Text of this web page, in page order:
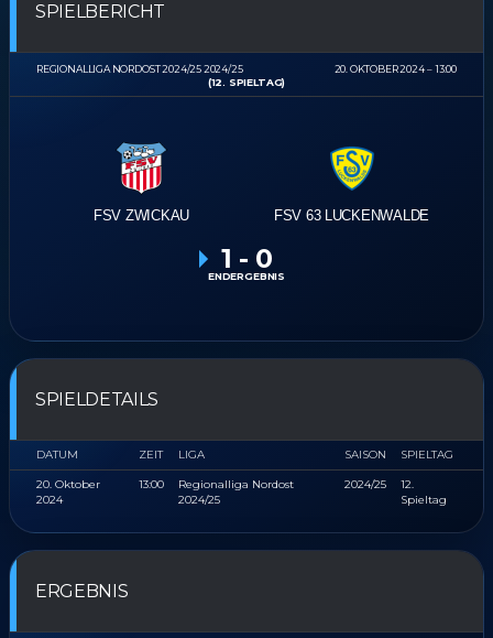
SPIELBERICHT
REGIONALLIGA NORDOST 2024/25 2024/25 20. OKTOBER 2024
13:00
(12. SPIELTAG)
FSV ZWICKAU FSV 63 LUCKENWALDE
1 - 0
ENDERGEBNIS
SPIELDETAILS
DATUM ZEIT LIGA SAISON SPIELTAG
20. Oktober
2024
13:00
Regionalliga Nordost
2024/25
2024/25
12.
Spieltag
ERGEBNIS